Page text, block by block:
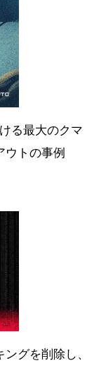
る最大のクマ
トの事例
グを削除し、